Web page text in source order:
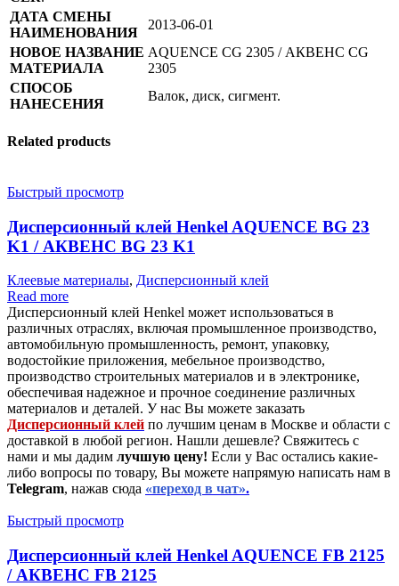
ДАТА СМЕНЫ
НАИМЕНОВАНИЯ
2013-06-01
НОВОЕ НАЗВАНИЕ
МАТЕРИАЛА
AQUENCE CG 2305 / АКВЕНС CG
2305
СПОСОБ
НАНЕСЕНИЯ
Валок, диск, сигмент.
Related products
Быстрый просмотр
Дисперсионный клей Henkel AQUENCE BG 23
K1 / АКВЕНС BG 23 K1
Клеевые материалы, Дисперсионный клей
Read more
Дисперсионный клей Henkel может использоваться в
различных отраслях, включая промышленное производство,
автомобильную промышленность, ремонт, упаковку,
водостойкие приложения, мебельное производство,
производство строительных материалов и в электронике,
обеспечивая надежное и прочное соединение различных
материалов и деталей. У нас Вы можете заказать
Дисперсионный клей по лучшим ценам в Москве и области с
доставкой в любой регион. Нашли дешевле? Свяжитесь с
нами и мы дадим лучшую цену! Если у Вас остались какие-
либо вопросы по товару, Вы можете напрямую написать нам в
Telegram, нажав сюда «переход в чат».
Быстрый просмотр
Дисперсионный клей Henkel AQUENCE FB 2125
/ АКВЕНС FB 2125